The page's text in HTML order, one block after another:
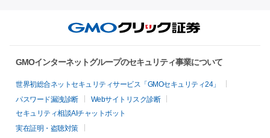
GMOインターネットグループのセキュリティ事業について
世界初総合ネットセキュリティサービス「GMOセキュリティ24」
パスワード漏洩診断
Webサイトリスク診断
セキュリティ相談AIチャットボット
実在証明・盗聴対策